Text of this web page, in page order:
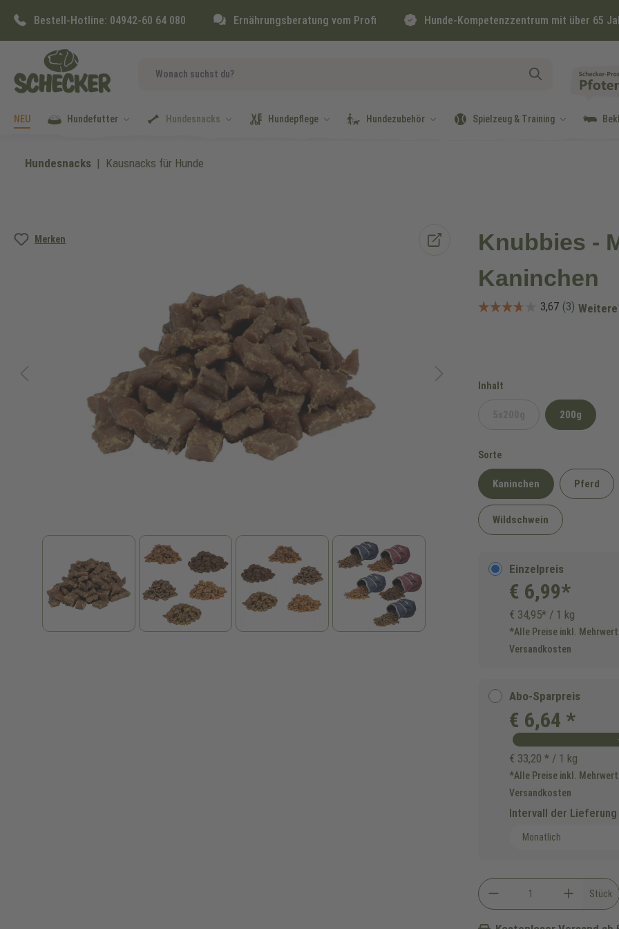
Zur Hauptnavigation springen
Bestell-Hotline: 04942-60 64 080 Ernährungsberatung vom Profi Hunde-Kompetenzzentrum mit über 65
NEU Hundefutter Hundesnacks Hundepflege Hundezubehör Spielzeug & Training
Hundesnacks Kausnacks für Hunde
Merken
Bildergalerie überspringen
Knubbies -
Kaninchen
Inhalt
(Diese Option ist zurzeit
200g
Sorteauswählen
Kaninchen Pferd
Wildschwein
Einzelpreis
€ 6,99*
€ 34,95* / 1 kg
*Alle Preise inkl.
Versandkosten
Abo-Sparpreis
€ 6,64 *
€ 33,20 * / 1 kg
*Alle Preise inkl.
Versandkosten
Intervall der Lieferung
Stück